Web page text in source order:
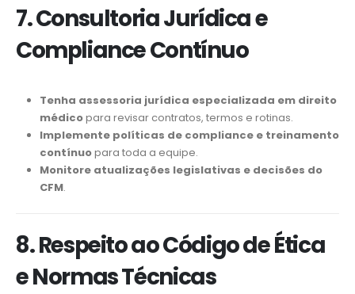
7. Consultoria Jurídica e
Compliance Contínuo
Tenha assessoria jurídica especializada em direito
médicopara revisar contratos, termos e rotinas.
Implemente políticas de compliance e treinamento
contínuopara toda a equipe.
Monitore atualizações legislativas e decisões do
CFM.
8. Respeito ao Código de Ética
e Normas Técnicas